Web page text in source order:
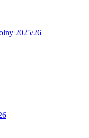
2025/26